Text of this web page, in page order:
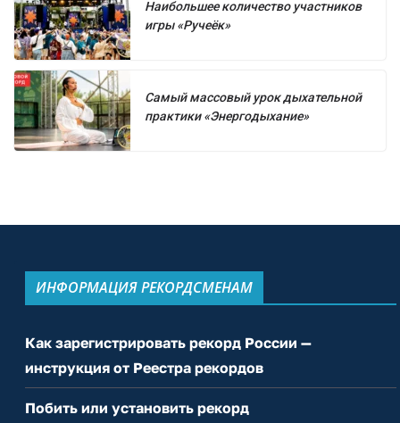
Наибольшее количество участников
игры «Ручеёк»
Самый массовый урок дыхательной
практики «Энергодыхание»
ИНФОРМАЦИЯ РЕКОРДСМЕНАМ
Как зарегистрировать рекорд России —
инструкция от Реестра рекордов
Побить или установить рекорд